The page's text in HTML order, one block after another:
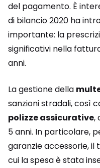
del pagamento. È
di bilancio 2020 ha
importante: la
significativi nella
anni.
La gestione della
sanzioni stradali, così
polizze assicurative,
5 anni. In particolare,
garanzie accessorie, il
cui la spesa è stata